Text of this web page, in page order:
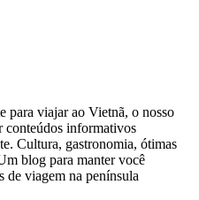
para viajar ao Vietnã, o nosso
conteúdos informativos
Cultura, gastronomia, ótimas
blog para manter você
de viagem na península